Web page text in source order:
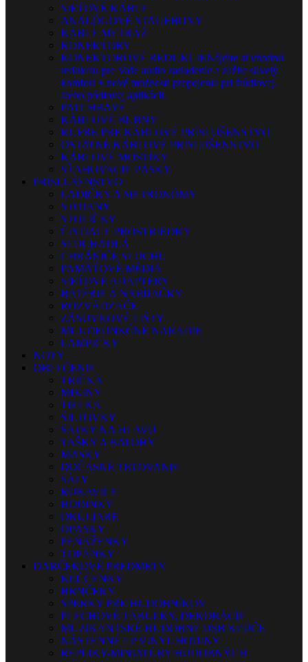
SIEŤOVÉ KÁBLE
ANALÓGOVÉ STAGEBOXY
KÁBLE METRÁŽ
KONEKTORY
KONEKTOROVÉ REDUKCIENájdite si vhodnú
redukciu pre Vaše audio zariadenie a zažite skvelý
komfort + nové možnosti prepojenia pri štúdiovej,
alebo pódiovej aplikácii.
PATCHBAYE
KÁBLOVÉ BUBNY
KUFRE PRE KÁBLOVÉ PRÍSLUŠENSTVO
OSTATNÉ KÁBLOVÉ PRÍSLUŠENSTVO
KÁBLOVÉ MOSTÍKY
SŤAHOVACIE PÁSKY
PRÍSLUŠENSTVO
LADIČKY A METRONÓMY
STOJANY
STOLIČKY
ČISTIACE PROSTRIEDKY
SLÚCHADLÁ
CHRÁNIČE SLUCHU
PAMÄŤOVÉ MÉDIÁ
SIEŤOVÉ ADAPTÉRY
BATÉRIE A NABÍJAČKY
ROZVÁDZAČE
ZÁSUVKOVÉ LIŠTY
MULTIFUNKČNÉ NÁRADIE
LAMPIČKY
NOTY
OBLEČENIE
TRIČKÁ
MIKINY
TIELKA
ŠILTOVKY
ŠATKY NA HLAVU
TAŠKY A BATOHY
MASKY
DOČASNÉ TETOVANIE
ŠÁLY
RUKAVICE
HODINKY
OKULIARE
OPASKY
PEŇAŽENKY
TOPÁNKY
DARČEKOVÉ PREDMETY
KĽÚČENKY
HRNČEKY
ŠPERKY PRE HUDOBNÍKOV
PLECHOVÉ TABUĽKY, DEKORÁCIE
MUZIKANTSKÉ HUDOBNÉ USB KĽÚČE
NÁSTENNÉ LP VINYL HODINY
REPLIKY-MINIATÚRY HUDOBNÝCH